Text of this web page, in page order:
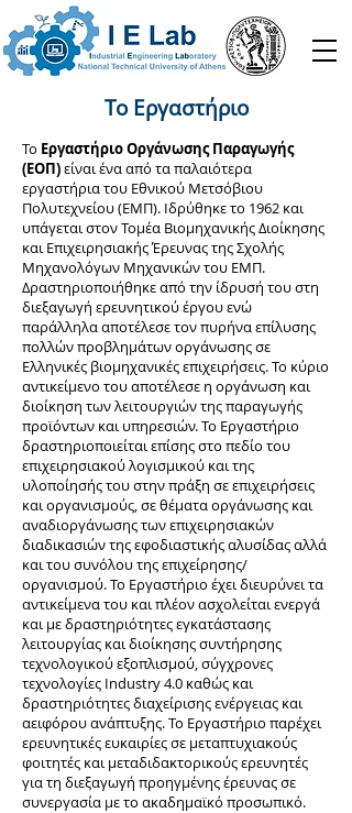
Το Εργαστήριο
Το Εργαστήριο Οργάνωσης Παραγωγής
(ΕΟΠ)είναι ένα από τα παλαιότερα
εργαστήρια του Εθνικού Μετσόβιου
Πολυτεχνείου (ΕΜΠ). Ιδρύθηκε το 1962 και
υπάγεται στον Τομέα Βιομηχανικής Διοίκησης
και Επιχειρησιακής Έρευνας της Σχολής
Μηχανολόγων Μηχανικών του ΕΜΠ.
Δραστηριοποιήθηκε από την ίδρυσή του στη
διεξαγωγή ερευνητικού έργου ενώ
παράλληλα αποτέλεσε τον πυρήνα επίλυσης
πολλών προβλημάτων οργάνωσης σε
Ελληνικές βιομηχανικές επιχειρήσεις. Το κύριο
αντικείμενο του αποτέλεσε η οργάνωση και
διοίκηση των λειτουργιών της παραγωγής
προϊόντων και υπηρεσιών. Το Εργαστήριο
δραστηριοποιείται επίσης στο πεδίο του
επιχειρησιακού λογισμικού και της
υλοποίησής του στην πράξη σε επιχειρήσεις
και οργανισμούς, σε θέματα οργάνωσης και
αναδιοργάνωσης των επιχειρησιακών
διαδικασιών της εφοδιαστικής αλυσίδας αλλά
και του συνόλου της επιχείρησης/
οργανισμού. Το Εργαστήριο έχει διευρύνει τα
αντικείμενα του και πλέον ασχολείται ενεργά
και με δραστηριότητες εγκατάστασης
λειτουργίας και διοίκησης συντήρησης
τεχνολογικού εξοπλισμού, σύγχρονες
τεχνολογίες Industry 4.0 καθώς και
δραστηριότητες διαχείρισης ενέργειας και
αειφόρου ανάπτυξης. Το Εργαστήριο παρέχει
ερευνητικές ευκαιρίες σε μεταπτυχιακούς
φοιτητές και μεταδιδακτορικούς ερευνητές
για τη διεξαγωγή προηγμένης έρευνας σε
συνεργασία με το ακαδημαϊκό προσωπικό.